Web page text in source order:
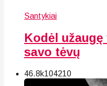
Santykiai
Kodėl
savo tėvų
46.8k104210